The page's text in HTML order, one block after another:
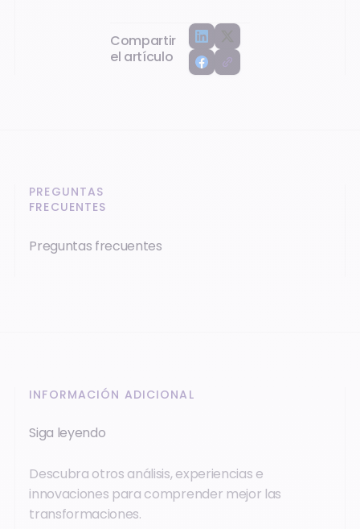
Compartir
el artículo
PREGUNTAS
FRECUENTES
Preguntas frecuentes
INFORMACIÓN ADICIONAL
Siga leyendo
Descubra otros análisis, experiencias e
innovaciones para comprender mejor las
transformaciones.